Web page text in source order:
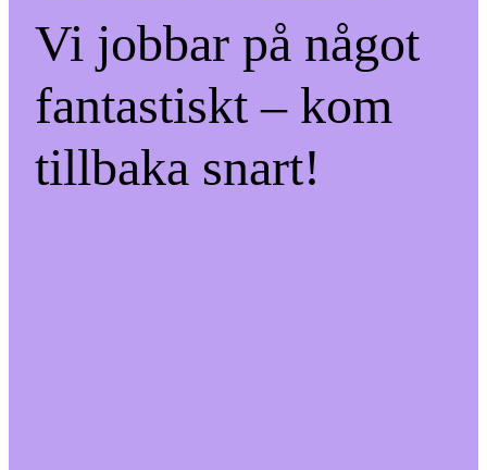
Vi jobbar på något
fantastiskt – kom
tillbaka snart!